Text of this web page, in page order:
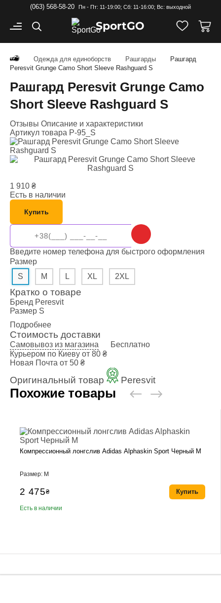
(063) 568-58-20 Пн - Пт: 11-19:00; Cб: 11-16:00; Вс: выходной
SportGO
Одежда для единоборств Рашгарды
Рашгард
Peresvit Grunge Camo Short Sleeve Rashguard S
Рашгард Peresvit Grunge Camo
Short Sleeve Rashguard S
Отзывы Описание и характеристики
Артикул товара P-95_S
1 910 ₴
Есть в наличии
Купить
Введите номер телефона для быстрого оформления
Размер
S
M L XL 2XL
Кратко о товаре
Бренд Peresvit
Размер S
Подробнее
Стоимость доставки
Самовывоз из магазина
Бесплатно
Курьером по Киеву от 80 ₴
Новая Почта от 50 ₴
Оригинальный товар Peresvit
Похожие товары
Компрессионный лонгслив Adidas Alphaskin Sport Черный M
Размер: M
2 475₴
Есть в наличии
Купить